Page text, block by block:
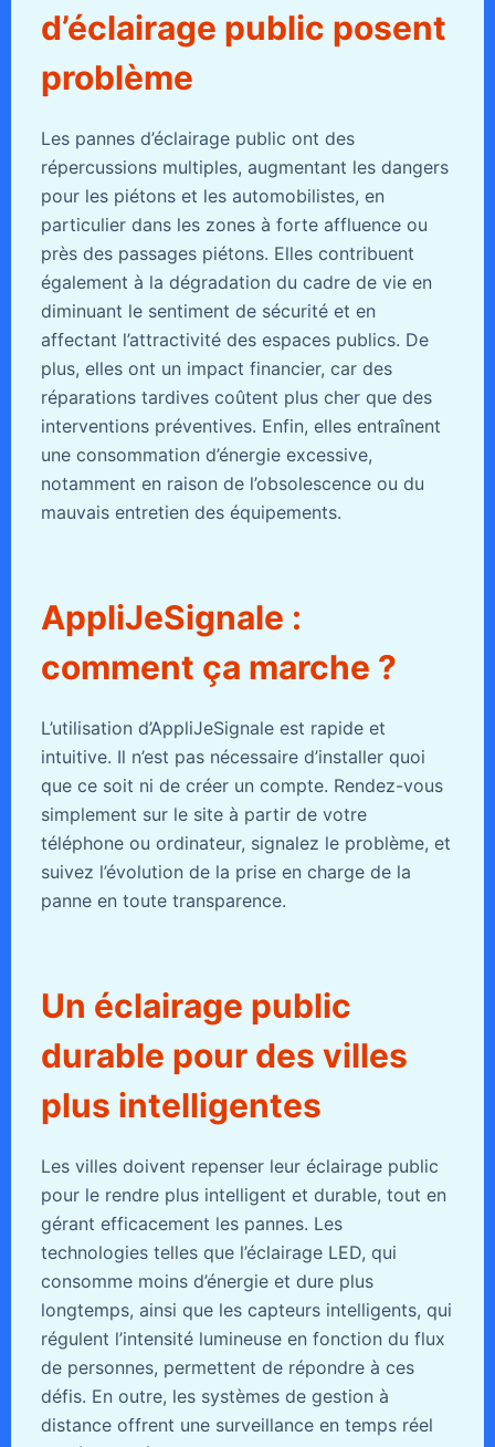
d’éclairage public posent
problème
Les pannes d’éclairage public ont des
répercussions multiples, augmentant les dangers
pour les piétons et les automobilistes, en
particulier dans les zones à forte affluence ou
près des passages piétons. Elles contribuent
également à la dégradation du cadre de vie en
diminuant le sentiment de sécurité et en
affectant l’attractivité des espaces publics. De
plus, elles ont un impact financier, car des
réparations tardives coûtent plus cher que des
interventions préventives. Enfin, elles entraînent
une consommation d’énergie excessive,
notamment en raison de l’obsolescence ou du
mauvais entretien des équipements.
AppliJeSignale :
comment ça marche ?
L’utilisation d’AppliJeSignale est rapide et
intuitive. Il n’est pas nécessaire d’installer quoi
que ce soit ni de créer un compte. Rendez-vous
simplement sur le site à partir de votre
téléphone ou ordinateur, signalez le problème, et
suivez l’évolution de la prise en charge de la
panne en toute transparence.
Un éclairage public
durable pour des villes
plus intelligentes
Les villes doivent repenser leur éclairage public
pour le rendre plus intelligent et durable, tout en
gérant efficacement les pannes. Les
technologies telles que l’éclairage LED, qui
consomme moins d’énergie et dure plus
longtemps, ainsi que les capteurs intelligents, qui
régulent l’intensité lumineuse en fonction du flux
de personnes, permettent de répondre à ces
défis. En outre, les systèmes de gestion à
distance offrent une surveillance en temps réel